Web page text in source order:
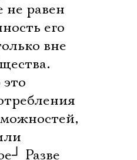
не равен
его
вне
┘ Разве